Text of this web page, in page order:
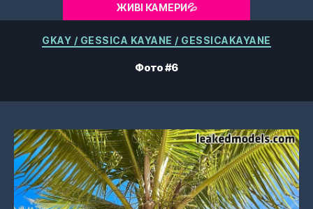
ЖИВІ КАМЕРИ💦
Категорії
GKAY / GESSICA KAYANE / GESSICAKAYANE
Фото #6